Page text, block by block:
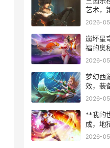
艺术，
之旅
2026-
崩坏星
福的奥
关于概
2026-
梦幻西
效，装
光，副
2026-
**我的
成，地
**
2026-